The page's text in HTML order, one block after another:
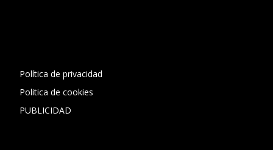
Política de privacidad
Politica de cookies
PUBLICIDAD